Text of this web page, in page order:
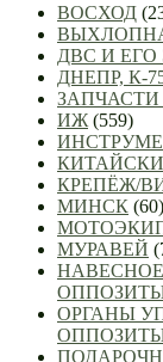
ВОСХОД
ДВС И
ДНЕПР, К-
ЗАПЧАСТИ
ИЖ (559)
КРЕПЁЖ/
МИНСК (60)
МУРАВЕЙ
ОРГАНЫ